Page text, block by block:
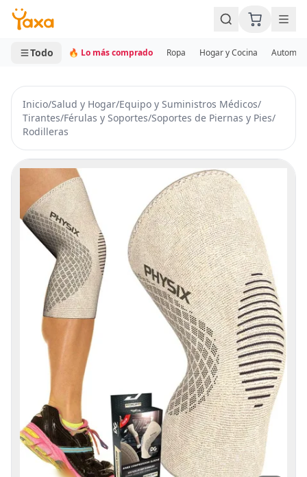
MINI CARRITO
0 productos
Todo 🔥 Lo más comprado Ropa Hogar y Cocina
Inicio/Salud y Hogar/Equipo y Suministros Médicos/
Tirantes/Férulas y Soportes/Soportes de Piernas y Pies/
Rodilleras